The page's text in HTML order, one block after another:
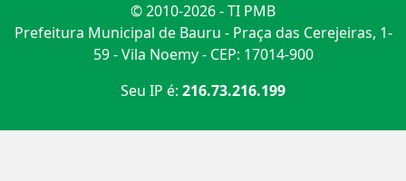
© 2010-2026 - TI PMB
Prefeitura Municipal de Bauru - Praça das Cerejeiras, 1-
59 - Vila Noemy - CEP: 17014-900
Seu IP é: 216.73.216.199